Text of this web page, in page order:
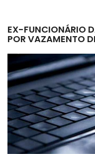
EX-FUNCIONÁRIO
POR VAZAMENTO